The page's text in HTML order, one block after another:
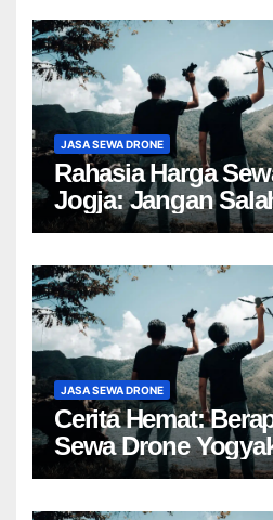
JASA SEWA DRONE
Rahasia Harga
Jogja: Jangan
JASA SEWA DRONE
Cerita Hemat:
Sewa Drone